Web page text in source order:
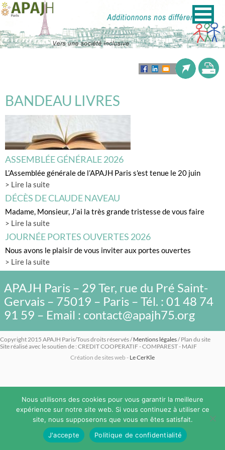
BANDEAU LIVRES
ASSEMBLÉE GÉNÉRALE 2026
L’Assemblée générale de l’APAJH Paris s'est tenue le 20 juin
> Lire la suite
DÉCÈS DE CLAUDE NAVEAU
Madame, Monsieur, J’ai la très grande tristesse de vous faire
> Lire la suite
JOURNÉE PORTES OUVERTES 2026
Nous avons le plaisir de vous inviter aux portes ouvertes
> Lire la suite
APAJH Paris – 29 Ter, rue du Pré Saint-
Gervais – 75019 – Paris – Tél. : 01 48 74
91 59 – Email : contact@apajh75.org
Copyright 2015 APAJH Paris/Tous droits réservés /Mentions légales/ Plan du site
Site réalisé avec le soutien de : CREDIT COOPERATIF - COMPAREST - MAIF
Création de sites web - Le CerKle
Nous utilisons des cookies pour vous garantir la meilleure
expérience sur notre site web. Si vous continuez à utiliser ce
site, nous supposerons que vous en êtes satisfait.
J'accepte
Politique de confidentialité